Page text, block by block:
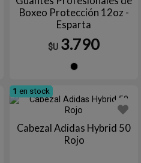
Boxeo Protección 12oz -
Esparta
$U 3.790
1 en stock
Cabezal Adidas Hybrid 50
Rojo